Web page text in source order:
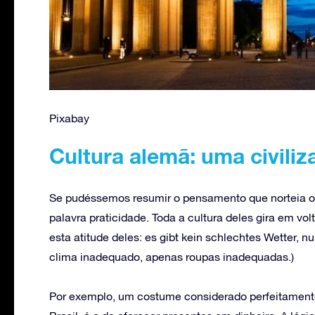
Pixabay
Cultura alemã: uma
Se pudéssemos resumir o pensamento que norteia
palavra praticidade. Toda a cultura deles gira em
esta atitude deles: es gibt kein schlechtes Wetter,
clima inadequado, apenas roupas inadequadas.)
Por exemplo, um costume considerado